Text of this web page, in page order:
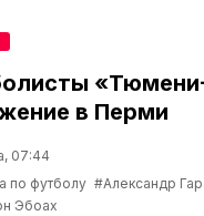
в Перми
07:44
по футболу #Александр
Эбоах